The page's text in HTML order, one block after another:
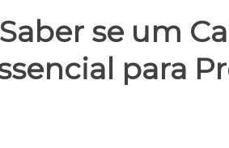
se um
para